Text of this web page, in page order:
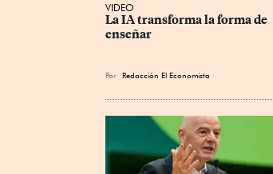
VIDEO
La IA transforma la forma de
enseñar
Por Redacción El Economista